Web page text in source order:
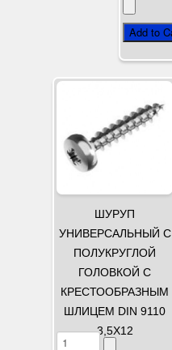
ШУРУП
УНИВЕРСАЛЬНЫЙ С
ПОЛУКРУГЛОЙ
ГОЛОВКОЙ С
КРЕСТООБРАЗНЫМ
ШЛИЦЕМ DIN 9110
3,5Х12